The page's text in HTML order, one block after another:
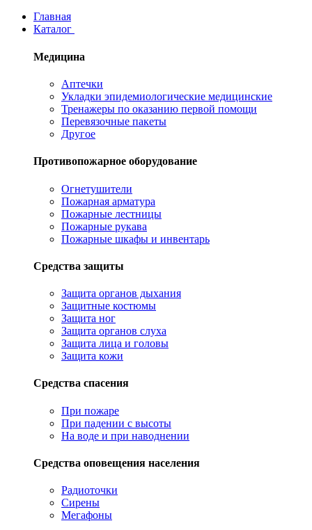
Главная
Каталог
Медицина
Аптечки
Укладки эпидемиологические медицинские
Тренажеры по оказанию первой помощи
Перевязочные пакеты
Другое
Противопожарное оборудование
Огнетушители
Пожарная арматура
Пожарные лестницы
Пожарные рукава
Пожарные шкафы и инвентарь
Средства защиты
Защита органов дыхания
Защитные костюмы
Защита ног
Защита органов слуха
Защита лица и головы
Защита кожи
Средства спасения
При пожаре
При падении с высоты
На воде и при наводнении
Средства оповещения населения
Радиоточки
Сирены
Мегафоны